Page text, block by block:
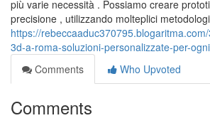
più varie necessità . Possiamo creare
precisione , utilizzando molteplici
https://
3d-a-roma-soluzioni-personalizzate-per-
Comments
Who Upvoted
Comments